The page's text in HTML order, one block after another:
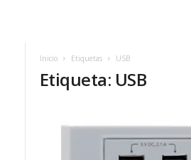
o
Inicio Etiquetas USB
Etiqueta: USB